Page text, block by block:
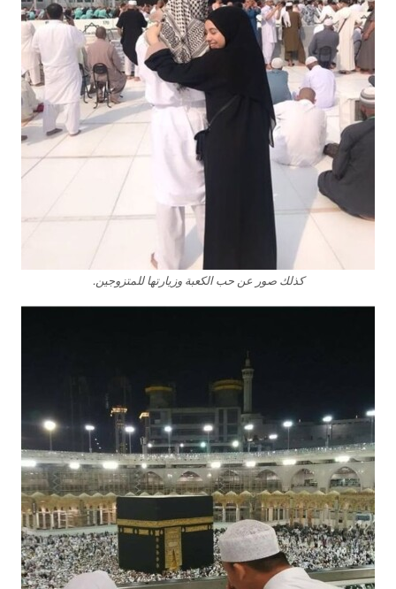
كذلك صور عن حب الكعبة وزيارتها للمتزوجين.